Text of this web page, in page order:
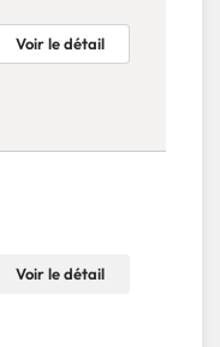
Voir le détail
Voir le détail